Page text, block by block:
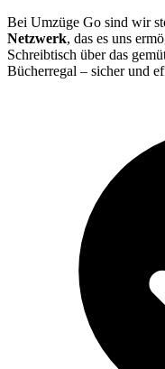
Bei Umzüge Go sind wir
Netzwerk, das es uns
Schreibtisch über das
Bücherregal – sicher und